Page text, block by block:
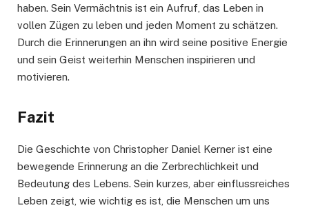
haben. Sein Vermächtnis ist ein Aufruf, das Leben in
vollen Zügen zu leben und jeden Moment zu schätzen.
Durch die Erinnerungen an ihn wird seine positive Energie
und sein Geist weiterhin Menschen inspirieren und
motivieren.
Fazit
Die Geschichte von Christopher Daniel Kerner ist eine
bewegende Erinnerung an die Zerbrechlichkeit und
Bedeutung des Lebens. Sein kurzes, aber einflussreiches
Leben zeigt, wie wichtig es ist, die Menschen um uns